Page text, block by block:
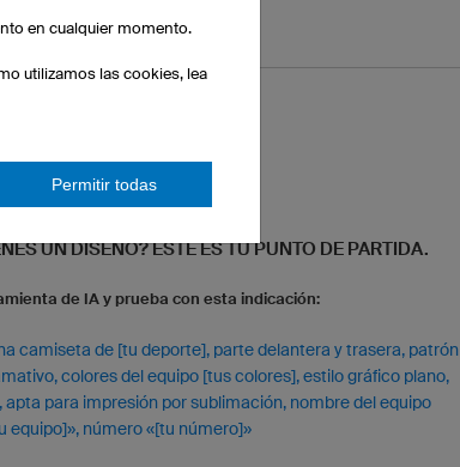
UN DISEÑO? ESTE ES TU PUNTO DE PARTIDA.
de IA y prueba con esta indicación:
camiseta de [tu deporte], parte delantera y trasera, patrón
colores del equipo [tus colores], estilo gráfico plano,
para impresión por sublimación, nombre del equipo
equipo]», número «[tu número]»
en cualquier momento.
utilizamos las cookies, lea
Permitir todas